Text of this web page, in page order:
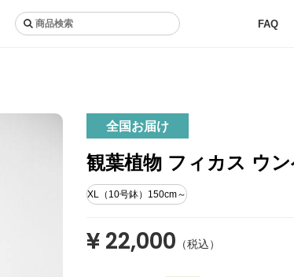
FAQ
全国お届け
観葉植物 フィカス ウ
XL（10号鉢）150cm～
¥ 22,000 （税込）